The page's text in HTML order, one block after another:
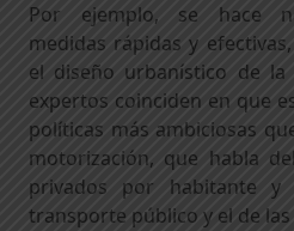
Por ejemplo, se hace
medidas rápidas y
el diseño urbanístico de la
expertos coinciden en que
políticas más ambiciosas
motorización, que habla
privados por habitante
transporte público y el de las